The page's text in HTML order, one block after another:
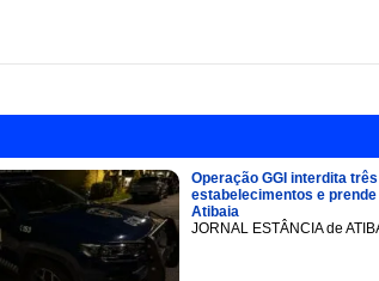
Operação GGI interdita três
estabelecimentos e
Atibaia
JORNAL ESTÂNCIA de